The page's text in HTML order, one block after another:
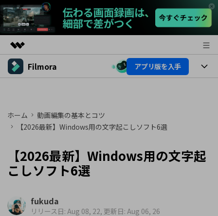
製品
ソリューション
企業情報
サポート
Filmora アプリ版を入手
プラットフォーム
製品機能
AI機能
AIヒント
Filmoraのユーザー層
動画編集関連知識
ホーム
動画編集の基本とコツ
【2026最新】Windows用の文字起こしソフト6選
【2026最新】Windows用の文字起
こしソフト6選
fukuda
リリース日: Aug 08, 22, 更新日: Aug 06, 26